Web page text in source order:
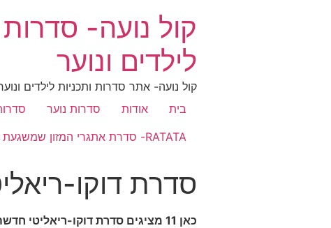
קול נועה- סדרות
לילדים ונוער
קול נועה- אתר סדרות ותכניות לילדים
בית
אודות סדרות נוער
RATATA- סדרת אתגרי המזון שמשגעת את הילדים
סדרת דוקו-
כאן 11 מציגים סדרת דוקו-